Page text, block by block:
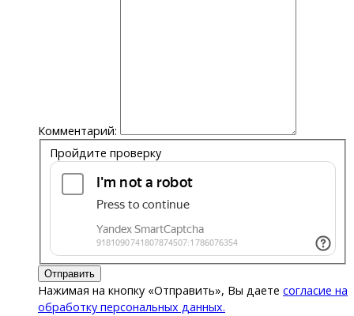
Комментарий:
Пройдите проверку
Отправить
Нажимая на кнопку «Отправить», Вы даете согласие на
обработку персональных данных.